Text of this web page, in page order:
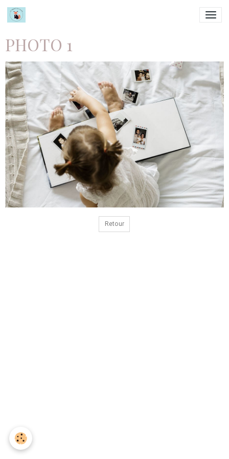
PHOTO 1
Retour